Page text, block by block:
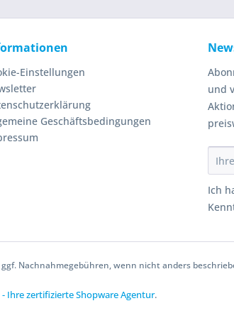
Einstellungen
Geschäftsbedingungen
und
Ich
Nachnahmegebühren, wenn nicht anders
- Ihre zertifizierte Shopware Agentur.